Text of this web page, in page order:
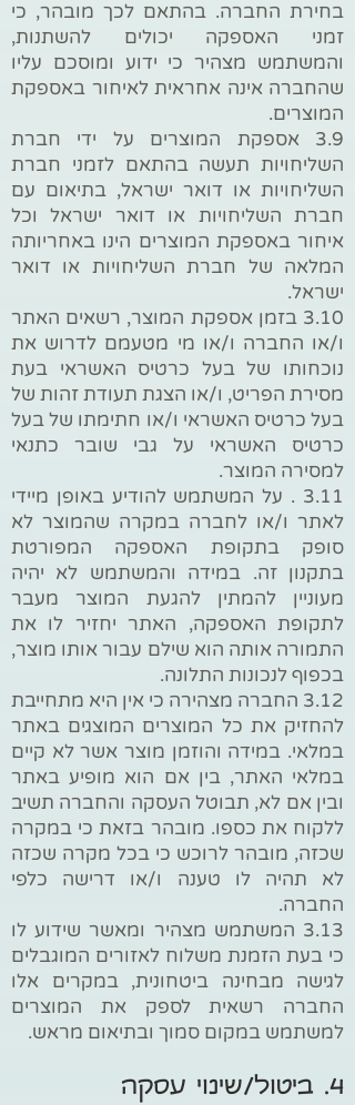
בחירת החברה. בהתאם לכך מובהר, כי
זמני האספקה יכולים להשתנות,
והמשתמש מצהיר כי ידוע ומוסכם עליו
שהחברה אינה אחראית לאיחור באספקת
המוצרים.
3.9 אספקת המוצרים על ידי חברת
השליחויות תעשה בהתאם לזמני חברת
השליחויות או דואר ישראל, בתיאום עם
חברת השליחויות או דואר ישראל וכל
איחור באספקת המוצרים הינו באחריותה
המלאה של חברת השליחויות או דואר
ישראל.
3.10 בזמן אספקת המוצר, רשאים האתר
ו/או החברה ו/או מי מטעמם לדרוש את
נוכחותו של בעל כרטיס האשראי בעת
מסירת הפריט, ו/או הצגת תעודת זהות של
בעל כרטיס האשראי ו/או חתימתו של בעל
כרטיס האשראי על גבי שובר כתנאי
למסירה המוצר.
3.11 . על המשתמש להודיע באופן מיידי
לאתר ו/או לחברה במקרה שהמוצר לא
סופק בתקופת האספקה המפורטת
בתקנון זה. במידה והמשתמש לא יהיה
מעוניין להמתין להגעת המוצר מעבר
לתקופת האספקה, האתר יחזיר לו את
התמורה אותה הוא שילם עבור אותו מוצר,
בכפוף לנכונות התלונה.
3.12 החברה מצהירה כי אין היא מתחייבת
להחזיק את כל המוצרים המוצגים באתר
במלאי. במידה והוזמן מוצר אשר לא קיים
במלאי האתר, בין אם הוא מופיע באתר
ובין אם לא, תבוטל העסקה והחברה תשיב
ללקוח את כספו. מובהר בזאת כי במקרה
שכזה, מובהר לרוכש כי בכל מקרה שכזה
לא תהיה לו טענה ו/או דרישה כלפי
החברה.
3.13 המשתמש מצהיר ומאשר שידוע לו
כי בעת הזמנת משלוח לאזורים המוגבלים
לגישה מבחינה ביטחונית, במקרים אלו
החברה רשאית לספק את המוצרים
למשתמש במקום סמוך ובתיאום מראש.
4. ביטול/שינוי עסקה